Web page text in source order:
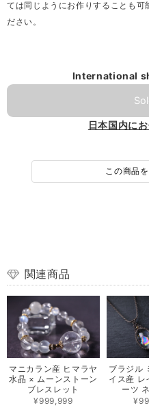
ては同じようにお作りすることも可
ださい。
International
日本国内に
この商品
関連商品
マニカラン産 ヒマラヤ
水晶 × ムーンストーン
ブレスレット
¥999,999
ブラジル
イス産 レ
ーツ